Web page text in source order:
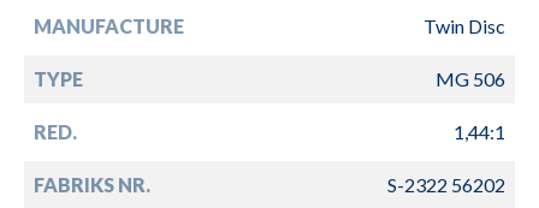
MANUFACTURE Twin Disc
TYPE MG 506
RED. 1,44:1
FABRIKS NR. S-2322 56202